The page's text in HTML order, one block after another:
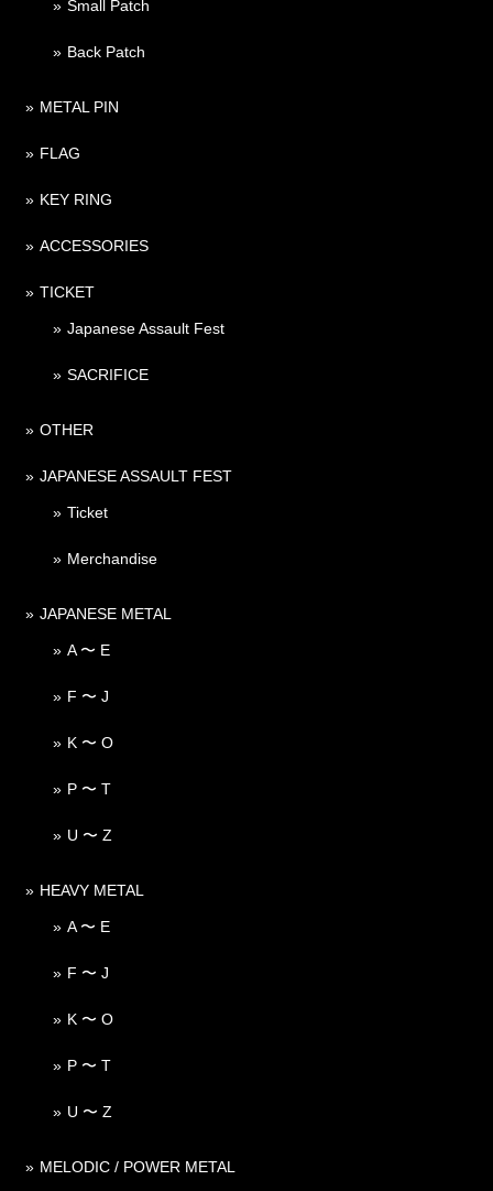
Small Patch
Back Patch
METAL PIN
FLAG
KEY RING
ACCESSORIES
TICKET
Japanese Assault Fest
SACRIFICE
OTHER
JAPANESE ASSAULT FEST
Ticket
Merchandise
JAPANESE METAL
A 〜 E
F 〜 J
K 〜 O
P 〜 T
U 〜 Z
HEAVY METAL
A 〜 E
F 〜 J
K 〜 O
P 〜 T
U 〜 Z
MELODIC / POWER METAL